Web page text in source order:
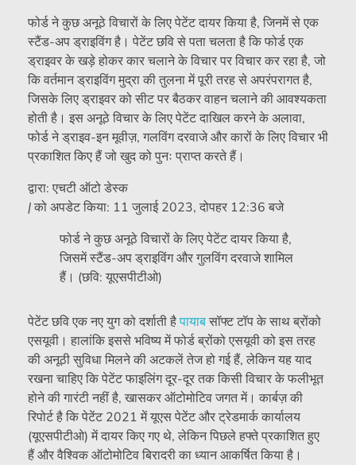
फोर्ड ने कुछ अनूठे विचारों के लिए पेटेंट दायर किया है, जिनमें से एक
स्टैंड-अप ड्राइविंग है। पेटेंट छवि से पता चलता है कि फोर्ड एक
ड्राइवर के खड़े होकर कार चलाने के विचार पर विचार कर रहा है, जो
कि वर्तमान ड्राइविंग मुद्रा की तुलना में पूरी तरह से अपरंपरागत है,
जिसके लिए ड्राइवर को सीट पर बैठकर वाहन चलाने की आवश्यकता
होती है। इस अनूठे विचार के लिए पेटेंट दाखिल करने के अलावा,
फोर्ड ने ड्राइव-इन मूवीज़, गलविंग दरवाजे और कारों के लिए विचार भी
प्रकाशित किए हैं जो खुद को पुनः प्राप्त करते हैं।
द्वारा: एचटी ऑटो डेस्क
|को अपडेट किया: 11 जुलाई 2023, दोपहर 12:36 बजे
फोर्ड ने कुछ अनूठे विचारों के लिए पेटेंट दायर किया है,
जिसमें स्टैंड-अप ड्राइविंग और गुलविंग दरवाजे शामिल
हैं। (छवि: यूएसपीटीओ)
पेटेंट छवि एक नए युग को दर्शाती हैपायाबसॉफ्ट टॉप के साथ ब्रोंको
एसयूवी। हालांकि इससे भविष्य में फोर्ड ब्रोंको एसयूवी को इस तरह
की अनूठी सुविधा मिलने की अटकलें तेज हो गई हैं, लेकिन यह याद
रखना चाहिए कि पेटेंट फाइलिंग दूर-दूर तक किसी विचार के फलीभूत
होने की गारंटी नहीं है, खासकर ऑटोमोटिव जगत में। कार्बज़ की
रिपोर्ट है कि पेटेंट 2021 में यूएस पेटेंट और ट्रेडमार्क कार्यालय
(यूएसपीटीओ) में दायर किए गए थे, लेकिन पिछले हफ्ते प्रकाशित हुए
हैं और वैश्विक ऑटोमोटिव बिरादरी का ध्यान आकर्षित किया है।